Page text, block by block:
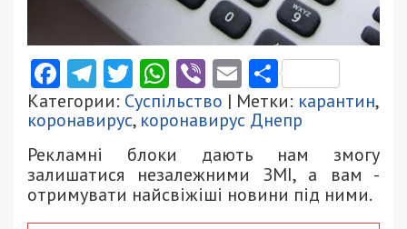
Facebook
Telegram
Twitter
WhatsApp
ViberEmail
Категории: Суспільство | Метки: карантин,
коронавирус, коронавирус Днепр
Рекламні блоки дають нам змогу
залишатися незалежними ЗМІ, а вам -
отримувати найсвіжіші новини під ними.